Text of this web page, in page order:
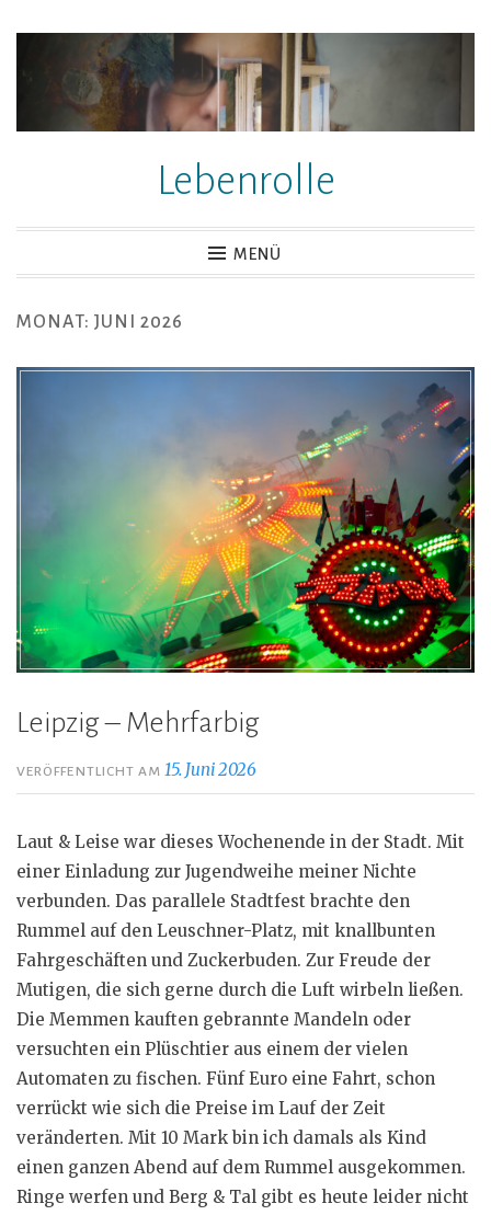
springen
Lebenrolle
MENÜ
MONAT: JUNI 2026
Leipzig – Mehrfarbig
VERÖFFENTLICHT AM15. Juni 2026
Laut & Leise war dieses Wochenende in der Stadt. Mit
einer Einladung zur Jugendweihe meiner Nichte
verbunden. Das parallele Stadtfest brachte den
Rummel auf den Leuschner-Platz, mit knallbunten
Fahrgeschäften und Zuckerbuden. Zur Freude der
Mutigen, die sich gerne durch die Luft wirbeln ließen.
Die Memmen kauften gebrannte Mandeln oder
versuchten ein Plüschtier aus einem der vielen
Automaten zu fischen. Fünf Euro eine Fahrt, schon
verrückt wie sich die Preise im Lauf der Zeit
veränderten. Mit 10 Mark bin ich damals als Kind
einen ganzen Abend auf dem Rummel ausgekommen.
Ringe werfen und Berg & Tal gibt es heute leider nicht